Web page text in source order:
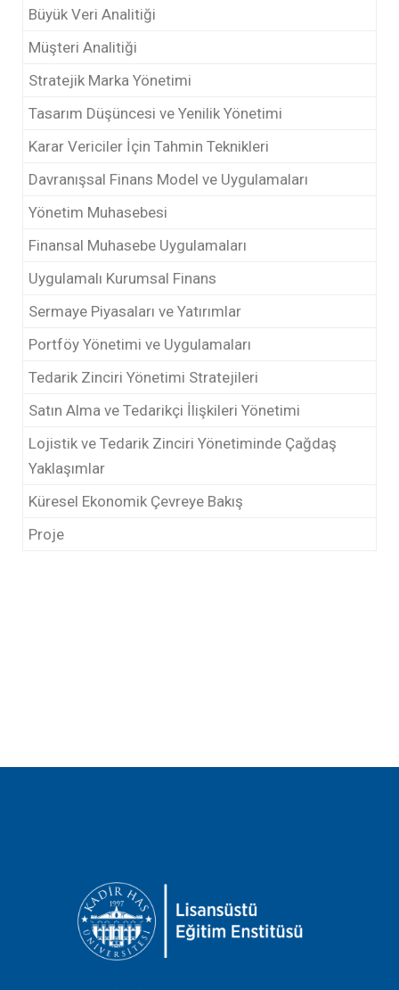
Büyük Veri Analitiği
Müşteri Analitiği
Stratejik Marka Yönetimi
Tasarım Düşüncesi ve Yenilik Yönetimi
Karar Vericiler İçin Tahmin Teknikleri
Davranışsal Finans Model ve Uygulamaları
Yönetim Muhasebesi
Finansal Muhasebe Uygulamaları
Uygulamalı Kurumsal Finans
Sermaye Piyasaları ve Yatırımlar
Portföy Yönetimi ve Uygulamaları
Tedarik Zinciri Yönetimi Stratejileri
Satın Alma ve Tedarikçi İlişkileri Yönetimi
Lojistik ve Tedarik Zinciri Yönetiminde Çağdaş
Yaklaşımlar
Küresel Ekonomik Çevreye Bakış
Proje